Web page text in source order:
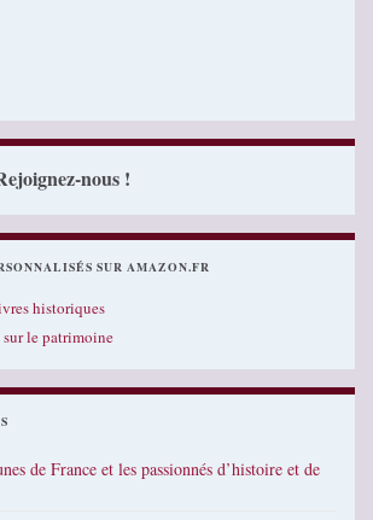
nous !
SUR AMAZON.FR
historiques
le patrimoine
de France et les passionnés d’histoire et de